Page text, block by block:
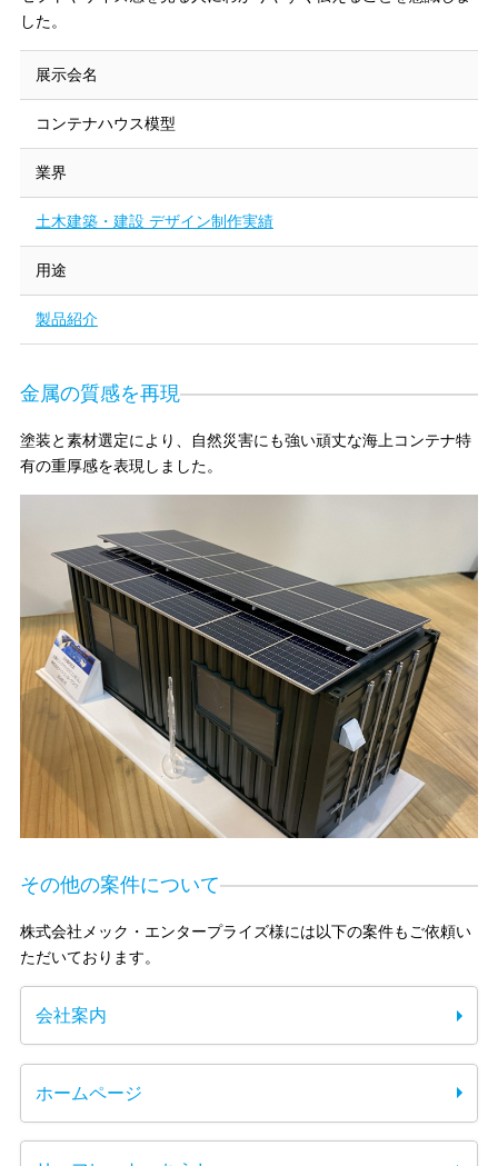
した。
展示会名
コンテナハウス模型
業界
土木建築・建設 デザイン制作実績
用途
製品紹介
金属の質感を再現
塗装と素材選定により、自然災害にも強い頑丈な海上コンテナ特
有の重厚感を表現しました。
その他の案件について
株式会社メック・エンタープライズ様には以下の案件もご依頼い
ただいております。
会社案内
ホームページ